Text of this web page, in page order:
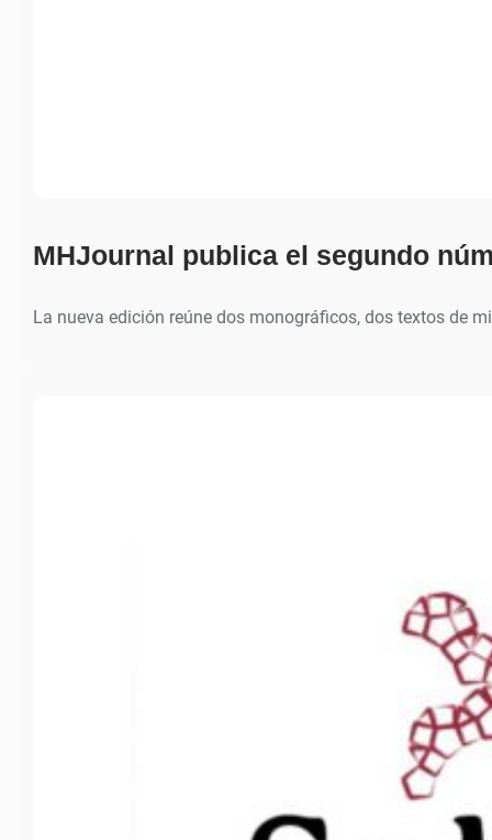
MHJournal publica el segundo
La nueva edición reúne dos monográficos, dos textos de